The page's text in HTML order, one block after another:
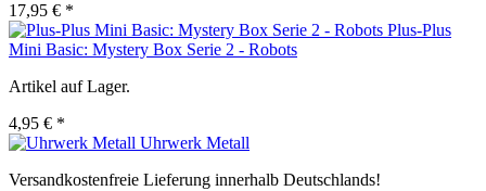
17,95 € *
Plus-Plus
Mini Basic: Mystery Box Serie 2 - Robots
Artikel auf Lager.
4,95 € *
Uhrwerk Metall
Versandkostenfreie Lieferung innerhalb Deutschlands!